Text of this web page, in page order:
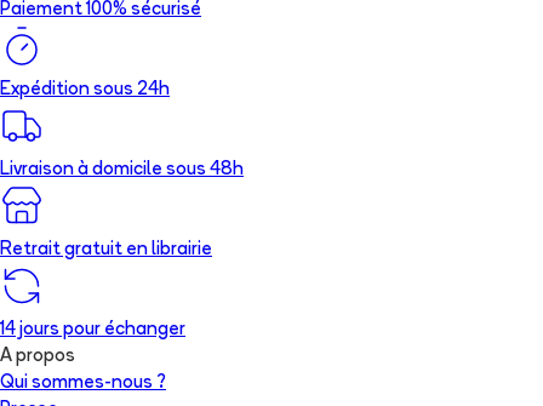
Paiement 100% sécurisé
Expédition sous 24h
Livraison à domicile sous 48h
Retrait gratuit en librairie
14 jours pour échanger
A propos
Qui sommes-nous ?